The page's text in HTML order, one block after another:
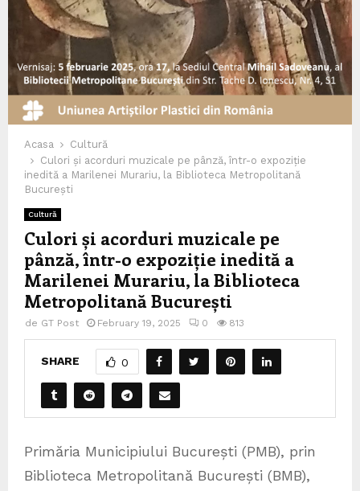
Acasa
Cultură
Culori și acorduri muzicale pe pânză, într-o expoziție
inedită a Marilenei Murariu, la Biblioteca Metropolitană
București
Cultură
Culori și acorduri muzicale pe
pânză, într-o expoziție inedită a
Marilenei Murariu, la Biblioteca
Metropolitană București
de GT Post February 19, 2025 0 813
SHARE 0
Primăria Municipiului București (PMB), prin
Biblioteca Metropolitană București (BMB),